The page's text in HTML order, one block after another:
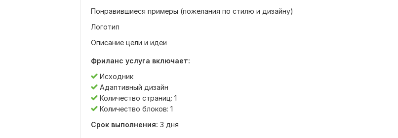
Понравившиеся примеры (пожелания по стилю и дизайну)
Логотип
Описание цели и идеи
Фриланс услуга включает:
Исходник
Адаптивный дизайн
Количество страниц: 1
Количество блоков: 1
Срок выполнения: 3 дня